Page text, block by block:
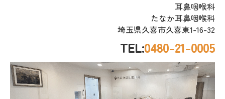
耳鼻咽喉科
たなか耳鼻咽喉科
埼玉県久喜市久喜東1-16-32
TEL:0480-21-0005